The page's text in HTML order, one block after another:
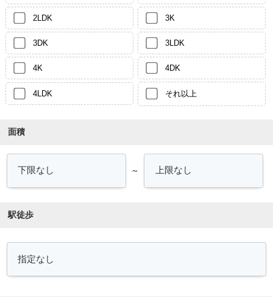
2LDK 3K
3DK 3LDK
4K 4DK
4LDK それ以上
面積
～
駅徒歩